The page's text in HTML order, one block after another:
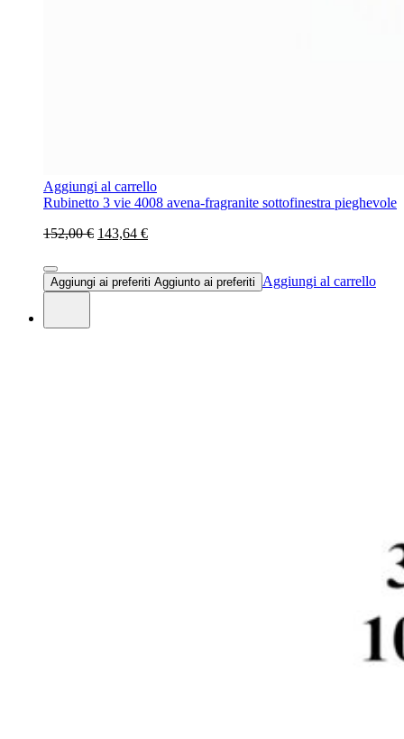
Aggiungi al carrello
Rubinetto 3 vie 4008 avena-fragranite sottofinestra pieghevole
152,00 € 143,64 €
Aggiungi ai preferiti Aggiunto ai preferiti Aggiungi al carrello